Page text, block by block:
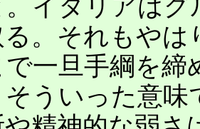
。イタリアは
る。それもやは
で一旦手綱を
そういった意